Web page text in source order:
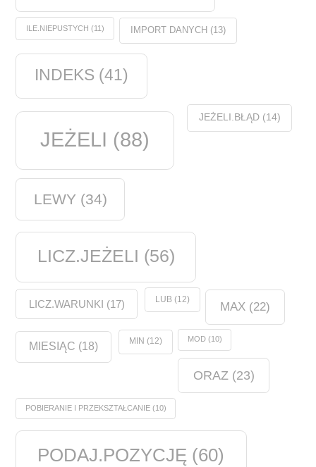
ILE.NIEPUSTYCH (11) IMPORT DANYCH (13)
INDEKS (41)
JEŻELI (88)
JEŻELI.BŁĄD(14)
LEWY (34)
LICZ.JEŻELI (56)
LICZ.WARUNKI (17) LUB(12)
MAX(22)
MIESIĄC (18) MIN (12) MOD(10)
ORAZ (23)
POBIERANIE I PRZEKSZTAŁCANIE(10)
PODAJ.POZYCJĘ (60)